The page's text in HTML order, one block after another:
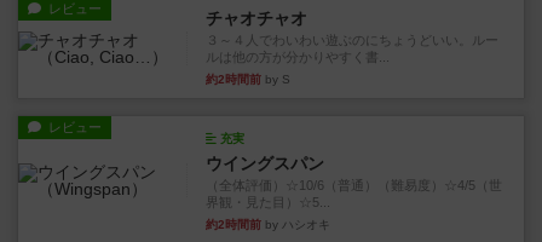
レビュー チャオチャオ
３～４人でわいわい遊ぶのにちょうどいい。ルー
ルは他の方が分かりやすく書...
約2時間前 by S
レビュー
充実
ウイングスパン
（全体評価）☆10/6（普通）（難易度）☆4/5（世
界観・見た目）☆5...
約2時間前 by ハシオキ